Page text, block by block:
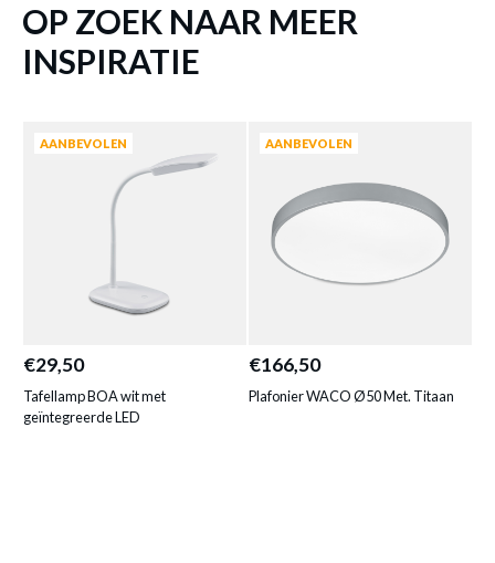
HOOGTE 36 cm
Meer afmetingen
OP ZOEK NAAR MEER
INSPIRATIE
AANBEVOLEN
€29,50
Tafellamp BOA wit met
geïntegreerde LED
AANBEVOLEN
€166,50
Plafonier WACO Ø50 Met. Titaan
Tafellamp BOA Titaan met geïntegreerde
LEDis toegevoegd aan je winkelmandje
TAFELLAMP BOA TITAAN MET
Productnummer: Y11300056148
€ 29,50